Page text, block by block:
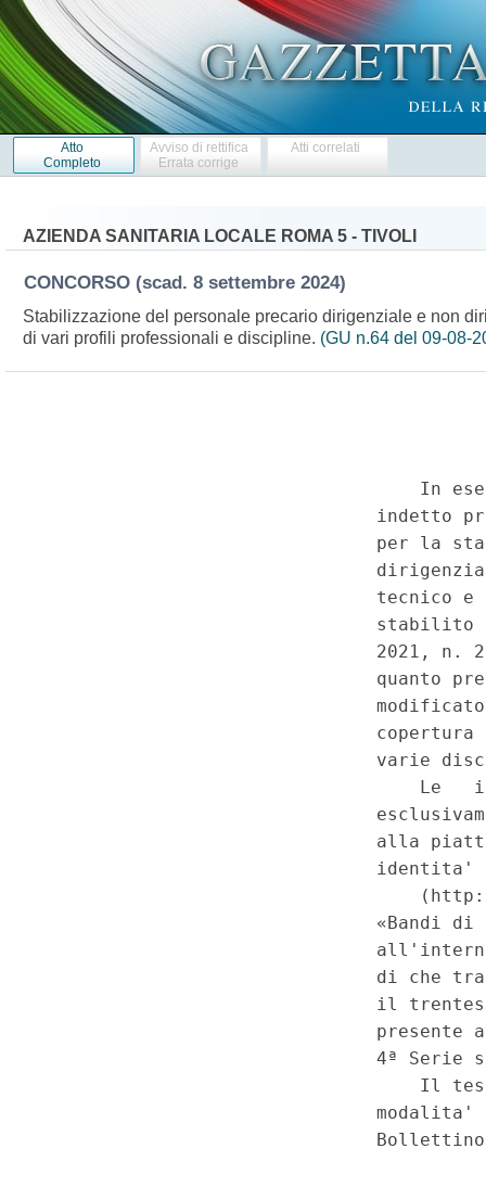
Atto
Completo
Avviso di rettifica
Errata corrige
Atti correlati
AZIENDA SANITARIA LOCALE ROMA 5 - TIVOLI
CONCORSO (scad. 8 settembre 2024)
Stabilizzazione del personale precario dirigenziale e non
di vari profili professionali e discipline. (GU n.64 del 09-08-